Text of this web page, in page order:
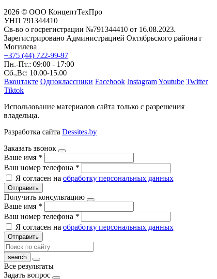
2026 © ООО КонцептТехПро
УНП 791344410
Св-во о госрегистрации №791344410 от 16.08.2023.
Зарегистрировано Администрацией Октябрьского района г
Могилева
+375 (44) 722-99-97
Пн.-Пт.: 09:00 - 17:00
Сб.,Вс: 10.00-15.00
Вконтакте Одноклассники Facebook InstagramYoutube Twitter
Tiktok
Использование материалов сайта только с разрешения
владельца.
Разработка сайта Dessites.by
Заказать звонок
Ваше имя *
Ваш номер телефона *
Я согласен на обработку персональных данных
Отправить
Получить консультацию
Ваше имя *
Ваш номер телефона *
Я согласен на обработку персональных данных
Отправить
Все результаты
Задать вопрос